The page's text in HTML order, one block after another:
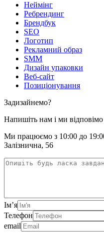
Неймінг
Ребрендинг
Брендбук
SEO
Логотип
Рекламний образ
SMM
Дизайн упаковки
Веб-сайт
Позиціонування
Задизайнемо?
Напишіть нам і ми
Ми працюємо з 10:00 до
Залізнична, 56
Ім’я
Телефон
email